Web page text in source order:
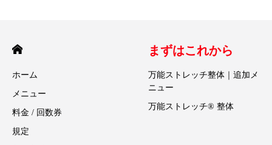
ホーム
メニュー
料金 / 回数券
規定
まずはこれから
万能ストレッチ整体｜追加メ
ニュー
万能ストレッチ® 整体